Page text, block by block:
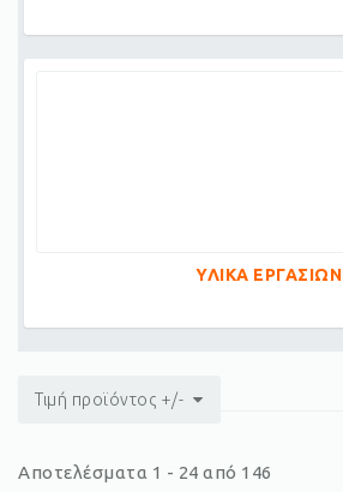
ΥΛΙΚΑ ΕΡΓΑΣΙΩΝ
Τιμή προϊόντος +/-
Αποτελέσματα 1 - 24 από 146